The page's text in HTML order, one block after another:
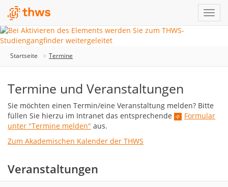
Startseite Termine
Termine und Veranstaltungen
Sie möchten einen Termin/eine Veranstaltung melden? Bitte
füllen Sie hierzu im Intranet das entsprechende
Formular
unter "Termine melden" aus.
Zum Akademischen Kalender der THWS
Veranstaltungen